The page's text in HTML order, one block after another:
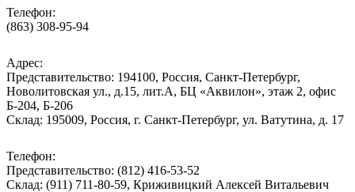
Телефон:
(863) 308-95-94
Адрес:
Представительство: 194100, Россия, Санкт-Петербург,
Новолитовская ул., д.15, лит.А, БЦ «Аквилон», этаж 2, офис
Б-204, Б-206
Склад: 195009, Россия, г. Санкт-Петербург, ул. Ватутина, д. 17
Телефон:
Представительство: (812) 416-53-52
Склад: (911) 711-80-59, Криживицкий Алексей Витальевич